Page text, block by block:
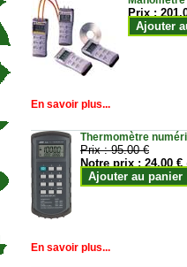
Prix :
Ajouter
En savoir plus...
Thermomètre
Prix :95.00 €
Notre prix :24.00 €
Ajouter au panier
En savoir plus...